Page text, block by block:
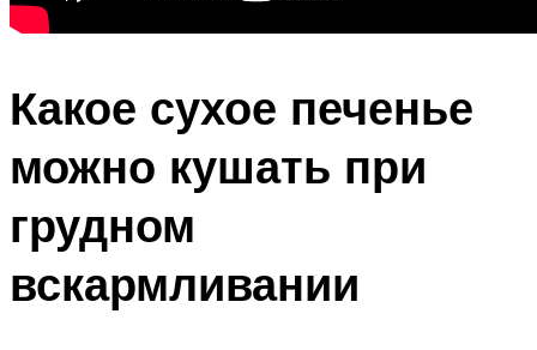
Какое сухое печенье
можно кушать при
грудном
вскармливании